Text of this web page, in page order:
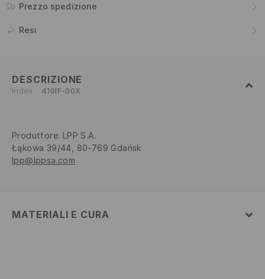
Prezzo spedizione
Resi
DESCRIZIONE
Index 419IF-00X
Produttore: LPP S.A.
Łąkowa 39/44, 80-769 Gdańsk
lpp@lppsa.com
MATERIALI E CURA